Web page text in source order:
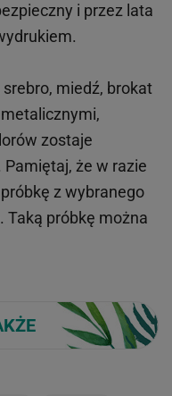
i przez lata
miedź, brokat
zostaje
Pamiętaj, że w razie
z wybranego
Taką próbkę można